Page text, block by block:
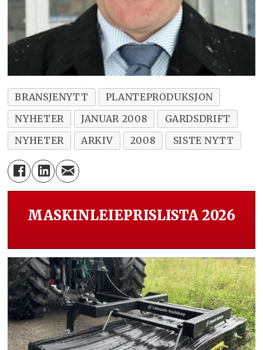
BRANSJENYTT
PLANTEPRODUKSJON
NYHETER
JANUAR 2008
GARDSDRIFT
NYHETER
ARKIV 2008 SISTE NYTT
MASKINLEIEPRISLISTA 2026